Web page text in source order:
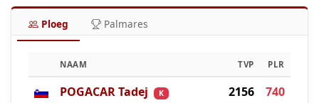
Ploeg Palmares
NAAM TVP PLR
POGACAR Tadej K 2156
740